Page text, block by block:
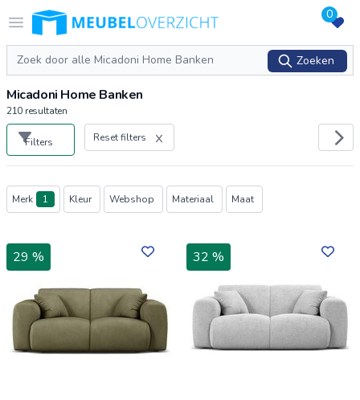
Open menu
Logo Meubeloverzicht.nl 0
Zoeken
Zoeken
Micadoni Home Banken
210 resultaten
Filters Reset filters
Producten
Merk 1 Kleur Webshop Materiaal Maat
29 % 32 %